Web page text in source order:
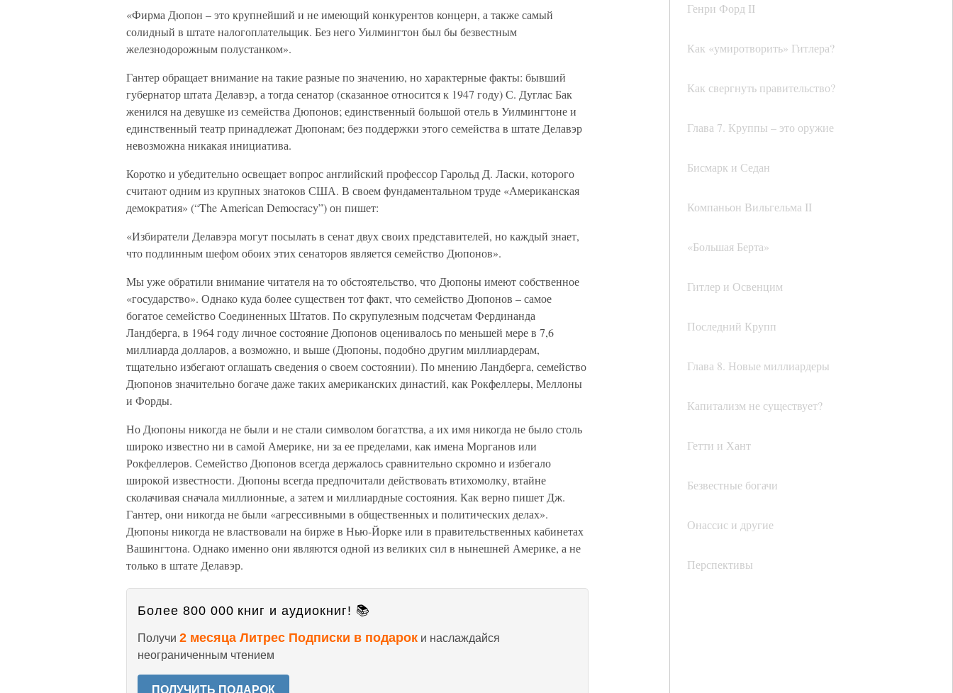
Генри Форд II
Как «умиротворить» Гитлера?
Как свергнуть правительство?
Глава 7. Круппы – это оружие
Бисмарк и Седан
Компаньон Вильгельма II
«Большая Берта»
Гитлер и Освенцим
Последний Крупп
Глава 8. Новые миллиардеры
Капитализм не существует?
Гетти и Хант
Безвестные богачи
Онассис и другие
Перспективы
«Фирма Дюпон – это крупнейший и не имеющий конкурентов концерн, а также самый
солидный в штате налогоплательщик. Без него Уилмингтон был бы безвестным
железнодорожным полустанком».
Гантер обращает внимание на такие разные по значению, но характерные факты: бывший
губернатор штата Делавэр, а тогда сенатор (сказанное относится к 1947 году) С. Дуглас Бак
женился на девушке из семейства Дюпонов; единственный большой отель в Уилмингтоне и
единственный театр принадлежат Дюпонам; без поддержки этого семейства в штате Делавэр
невозможна никакая инициатива.
Коротко и убедительно освещает вопрос английский профессор Гарольд Д. Ласки, которого
считают одним из крупных знатоков США. В своем фундаментальном труде «Американская
демократия» (“The American Democracy”) он пишет:
«Избиратели Делавэра могут посылать в сенат двух своих представителей, но каждый знает,
что подлинным шефом обоих этих сенаторов является семейство Дюпонов».
Мы уже обратили внимание читателя на то обстоятельство, что Дюпоны имеют собственное
«государство». Однако куда более существен тот факт, что семейство Дюпонов – самое
богатое семейство Соединенных Штатов. По скрупулезным подсчетам Фердинанда
Ландберга, в 1964 году личное состояние Дюпонов оценивалось по меньшей мере в 7,6
миллиарда долларов, а возможно, и выше (Дюпоны, подобно другим миллиардерам,
тщательно избегают оглашать сведения о своем состоянии). По мнению Ландберга, семейство
Дюпонов значительно богаче даже таких американских династий, как Рокфеллеры, Меллоны
и Форды.
Но Дюпоны никогда не были и не стали символом богатства, а их имя никогда не было столь
широко известно ни в самой Америке, ни за ее пределами, как имена Морганов или
Рокфеллеров. Семейство Дюпонов всегда держалось сравнительно скромно и избегало
широкой известности. Дюпоны всегда предпочитали действовать втихомолку, втайне
сколачивая сначала миллионные, а затем и миллиардные состояния. Как верно пишет Дж.
Гантер, они никогда не были «агрессивными в общественных и политических делах».
Дюпоны никогда не властвовали на бирже в Нью-Йорке или в правительственных кабинетах
Вашингтона. Однако именно они являются одной из великих сил в нынешней Америке, а не
только в штате Делавэр.
Более 800 000 книг и аудиокниг! 📚
Получи 2 месяца Литрес Подписки в подарок и наслаждайся
неограниченным чтением
ПОЛУЧИТЬ ПОДАРОК